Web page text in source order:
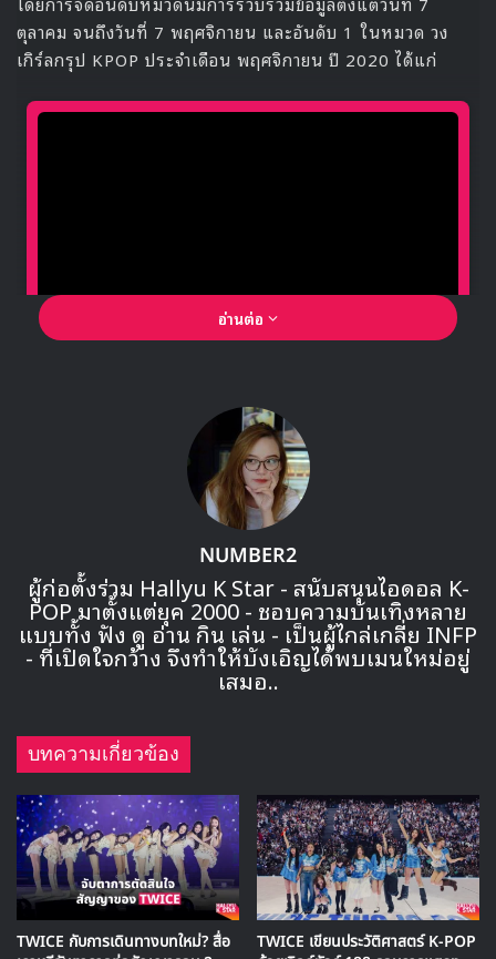
GISELLE (จีเซล)
ชื่อจริง: เอริ อุชินากะ
วันเกิด: 30 ตุลาคม 2000
สัญชาติ: ญี่ปุ่น